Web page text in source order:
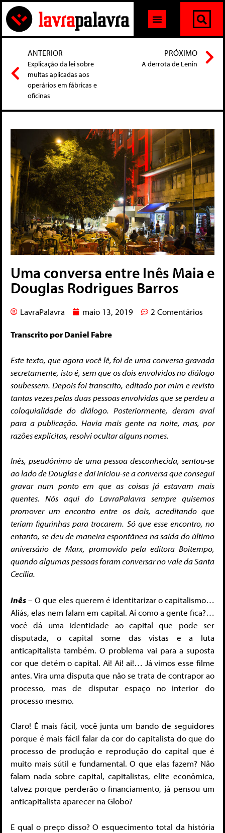
ANTERIOR
Explicação da lei sobre
multas aplicadas aos
operários em fábricas e
oficinas
PRÓXIMO
A derrota de Lenin
Uma conversa entre Inês Maia e
Douglas Rodrigues Barros
LavraPalavra maio 13, 2019 2 Comentários
Transcrito por Daniel Fabre
Este texto, que agora você lê, foi de uma conversa gravada
secretamente, isto é, sem que os dois envolvidos no diálogo
soubessem. Depois foi transcrito, editado por mim e revisto
tantas vezes pelas duas pessoas envolvidas que se perdeu a
coloquialidade do diálogo. Posteriormente, deram aval
para a publicação. Havia mais gente na noite, mas, por
razões explicitas, resolvi ocultar alguns nomes.
Inês, pseudônimo de uma pessoa desconhecida, sentou-se
ao lado de Douglas e daí iniciou-se a conversa que consegui
gravar num ponto em que as coisas já estavam mais
quentes. Nós aqui do LavraPalavra sempre quisemos
promover um encontro entre os dois, acreditando que
teriam figurinhas para trocarem. Só que esse encontro, no
entanto, se deu de maneira espontânea na saída do último
aniversário de Marx, promovido pela editora Boitempo,
quando algumas pessoas foram conversar no vale da Santa
Cecília.
Inês– O que eles querem é identitarizar o capitalismo…
Aliás, elas nem falam em capital. Aí como a gente fica?…
você dá uma identidade ao capital que pode ser
disputada, o capital some das vistas e a luta
anticapitalista também. O problema vai para a suposta
cor que detém o capital. Ai! Ai! ai!… Já vimos esse filme
antes. Vira uma disputa que não se trata de contrapor ao
processo, mas de disputar espaço no interior do
processo mesmo.
Claro! É mais fácil, você junta um bando de seguidores
porque é mais fácil falar da cor do capitalista do que do
processo de produção e reprodução do capital que é
muito mais sútil e fundamental. O que elas fazem? Não
falam nada sobre capital, capitalistas, elite econômica,
talvez porque perderão o financiamento, já pensou um
anticapitalista aparecer na Globo?
E qual o preço disso? O esquecimento total da história